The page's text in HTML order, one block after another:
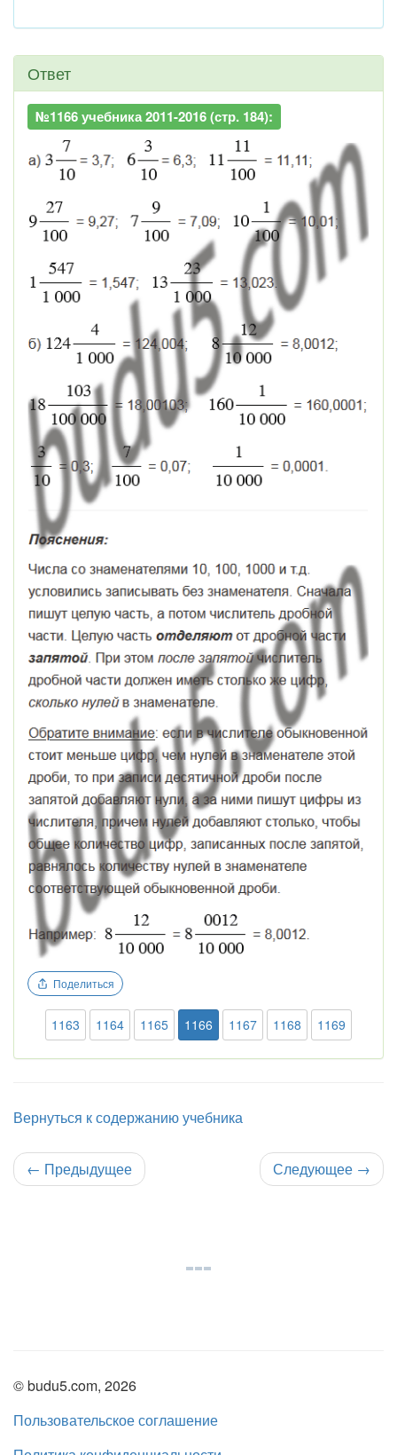
Ответ
№1166 учебника 2011-2016 (стр. 184):
Поделиться
1163 1164 1165 1166 1167 1168 1169
Вернуться к содержанию учебника
← Предыдущее Следующее →
© budu5.com, 2026
Пользовательское соглашение